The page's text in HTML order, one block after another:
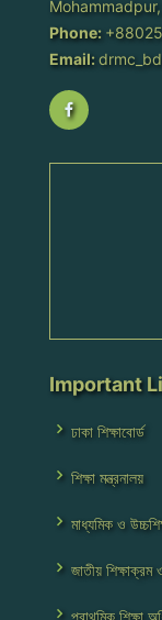
Phone:
Email:
Important
ঢাকা শিক্ষাবোর্ড
শিক্ষা মন্ত্রনালয়
মাধ্যমিক ও
জাতীয়
প্রাথমিক শিক্ষা